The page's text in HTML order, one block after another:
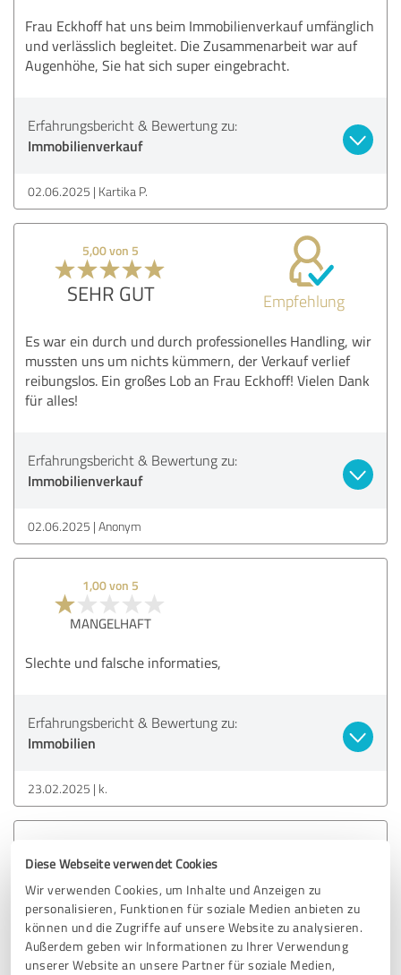
Diese Webseite verwendet Cookies
Wir verwenden Cookies, um Inhalte und Anzeigen zu
personalisieren, Funktionen für soziale Medien anbieten zu
können und die Zugriffe auf unsere Website zu analysieren.
Außerdem geben wir Informationen zu Ihrer Verwendung
unserer Website an unsere Partner für soziale Medien,
Frau Eckhoff hat uns beim Immobilienverkauf umfänglich
und verlässlich begleitet. Die Zusammenarbeit war auf
Augenhöhe, Sie hat sich super eingebracht.
Erfahrungsbericht & Bewertung zu:
Immobilienverkauf
02.06.2025 Kartika P.
5,00 von 5
SEHR GUT Empfehlung
Es war ein durch und durch professionelles Handling, wir
mussten uns um nichts kümmern, der Verkauf verlief
reibungslos. Ein großes Lob an Frau Eckhoff! Vielen Dank
für alles!
Erfahrungsbericht & Bewertung zu:
Immobilienverkauf
02.06.2025 Anonym
1,00 von 5
MANGELHAFT
Slechte und falsche informaties,
Erfahrungsbericht & Bewertung zu:
Immobilien
23.02.2025 k.
MANGELHAFT
Sehr schlecht informiert beim Kauf eines Eigenheims und
beim Abschluss einer Versicherung. Wenn Sie ihnen eine
kritische Bemerkung machen, wird der Kontakt sofort